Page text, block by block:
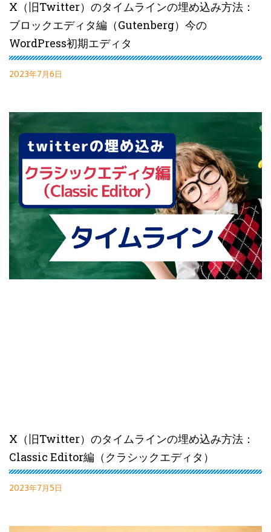
X（旧Twitter）のタイムラインの埋め込み方法：
ブロックエディタ編（Gutenberg）今の
WordPress初期エディタ
2023年7月6日
X（旧Twitter）のタイムラインの埋め込み方法：
Classic Editor編（クラシックエディタ）
2023年7月5日